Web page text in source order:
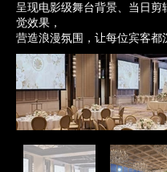
呈现电影级舞台背景、当日剪
觉效果，
营造浪漫氛围，让每位宾客都